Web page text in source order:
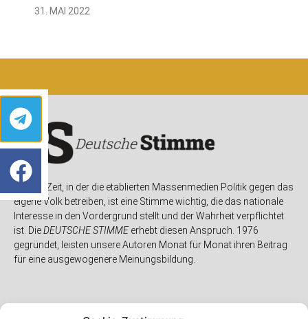
31. MAI 2022
In einer Zeit, in der die etablierten Massenmedien Politik gegen das
eigene Volk betreiben, ist eine Stimme wichtig, die das nationale
Interesse in den Vordergrund stellt und der Wahrheit verpflichtet
ist. DieDEUTSCHE STIMMEerhebt diesen Anspruch. 1976
gegründet, leisten unsere Autoren Monat für Monat ihren Beitrag
für eine ausgewogenere Meinungsbildung.